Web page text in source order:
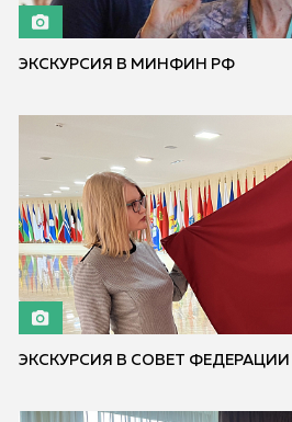
ЭКСКУРСИЯ В МИНФИН РФ
ЭКСКУРСИЯ В СОВЕТ ФЕДЕРАЦИИ